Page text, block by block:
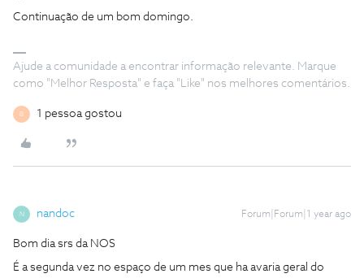
Continuação de um bom domingo.
Ajude a comunidade a encontrar informação relevante. Marque
como "Melhor Resposta" e faça "Like" nos melhores comentários.
B 1 pessoa gostou
N nandoc Forum|Forum|1 year ago
Bom dia srs da NOS
É a segunda vez no espaço de um mes que ha avaria geral do